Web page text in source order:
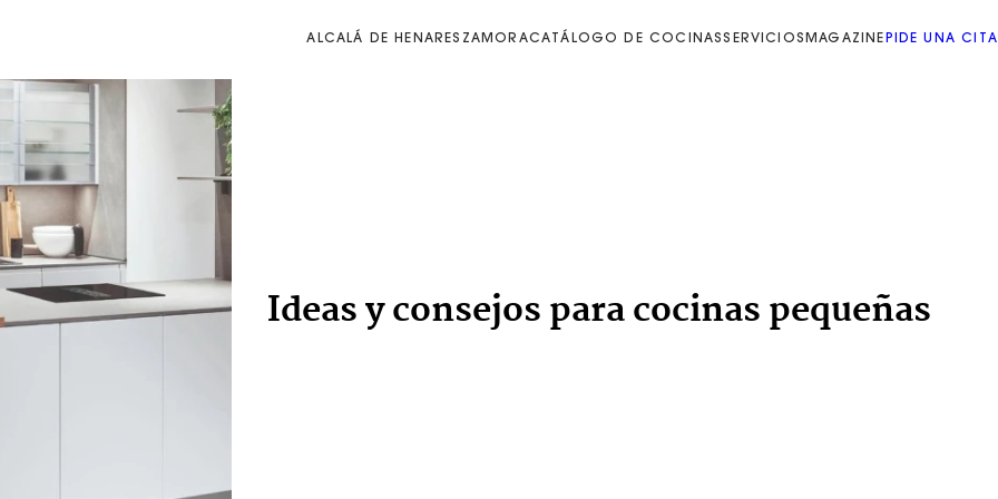
ALCALÁ DE HENARES ZAMORACATÁLOGO DE COCINASSERVICIOS MAGAZINE PIDE UNA CITA
Ideas y consejos para cocinas pequeñas